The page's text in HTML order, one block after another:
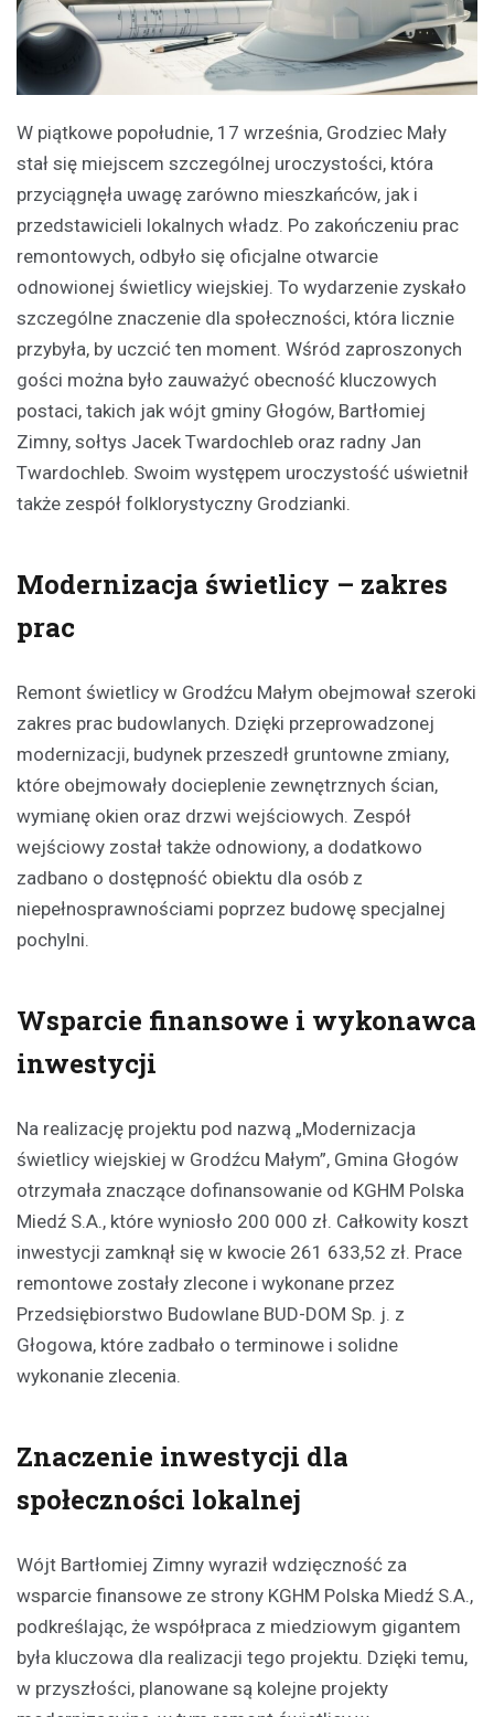
W piątkowe popołudnie, 17 września, Grodziec Mały
stał się miejscem szczególnej uroczystości, która
przyciągnęła uwagę zarówno mieszkańców, jak i
przedstawicieli lokalnych władz. Po zakończeniu prac
remontowych, odbyło się oficjalne otwarcie
odnowionej świetlicy wiejskiej. To wydarzenie zyskało
szczególne znaczenie dla społeczności, która licznie
przybyła, by uczcić ten moment. Wśród zaproszonych
gości można było zauważyć obecność kluczowych
postaci, takich jak wójt gminy Głogów, Bartłomiej
Zimny, sołtys Jacek Twardochleb oraz radny Jan
Twardochleb. Swoim występem uroczystość uświetnił
także zespół folklorystyczny Grodzianki.
Modernizacja świetlicy – zakres
prac
Remont świetlicy w Grodźcu Małym obejmował szeroki
zakres prac budowlanych. Dzięki przeprowadzonej
modernizacji, budynek przeszedł gruntowne zmiany,
które obejmowały docieplenie zewnętrznych ścian,
wymianę okien oraz drzwi wejściowych. Zespół
wejściowy został także odnowiony, a dodatkowo
zadbano o dostępność obiektu dla osób z
niepełnosprawnościami poprzez budowę specjalnej
pochylni.
Wsparcie finansowe i wykonawca
inwestycji
Na realizację projektu pod nazwą „Modernizacja
świetlicy wiejskiej w Grodźcu Małym”, Gmina Głogów
otrzymała znaczące dofinansowanie od KGHM Polska
Miedź S.A., które wyniosło 200 000 zł. Całkowity koszt
inwestycji zamknął się w kwocie 261 633,52 zł. Prace
remontowe zostały zlecone i wykonane przez
Przedsiębiorstwo Budowlane BUD-DOM Sp. j. z
Głogowa, które zadbało o terminowe i solidne
wykonanie zlecenia.
Znaczenie inwestycji dla
społeczności lokalnej
Wójt Bartłomiej Zimny wyraził wdzięczność za
wsparcie finansowe ze strony KGHM Polska Miedź S.A.,
podkreślając, że współpraca z miedziowym gigantem
była kluczowa dla realizacji tego projektu. Dzięki temu,
w przyszłości, planowane są kolejne projekty